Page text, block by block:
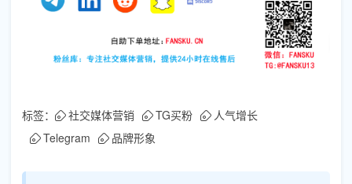
标签： 社交媒体营销 TG买粉
人气增长
Telegram
品牌形象